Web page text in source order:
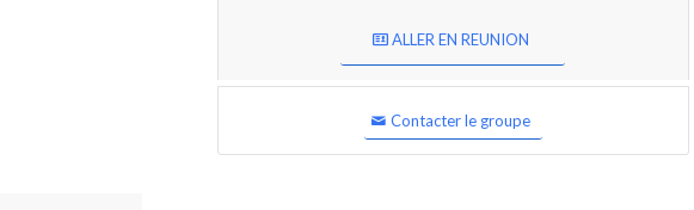
ALLER EN REUNION
Contacter le groupe